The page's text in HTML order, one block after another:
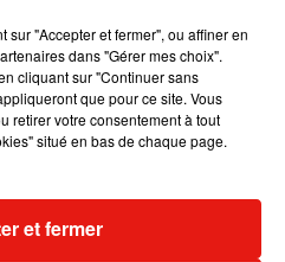
elle !
sur "Accepter et fermer", ou affiner en
dans "Gérer mes choix".
cliquant sur "Continuer sans
que pour ce site. Vous
retirer votre consentement à tout
situé en bas de chaque page.
et fermer